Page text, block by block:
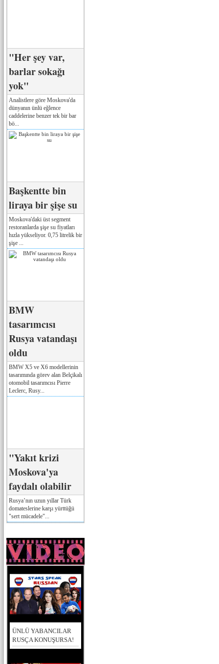
"Her şey var,
barlar sokağı
yok"
Analistlere göre Moskova'da
dünyanın ünlü eğlence
caddelerine benzer tek bir bar
bö...
Başkentte bin
liraya bir şişe su
Moskova'daki üst segment
restoranlarda şişe su fiyatları
hızla yükseliyor. 0,75 litrelik bir
şişe ...
BMW
tasarımcısı
Rusya vatandaşı
oldu
BMW X5 ve X6 modellerinin
tasarımında görev alan Belçikalı
otomobil tasarımcısı Pierre
Leclerc, Rusy...
"Yakıt krizi
Moskova'ya
faydalı olabilir
Rusya’nın uzun yıllar Türk
domateslerine karşı yürttüğü
"sert mücadele"...
ÜNLÜ YABANCILAR
RUSÇA KONUŞURSA!